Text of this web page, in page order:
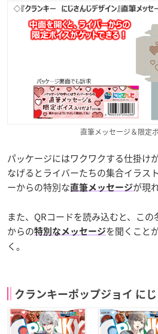
直筆メッセージ＆限定
パッケージにはワクワクする仕掛け
なげるとライバーたちの集合イラス
ーからの特別な直筆メッセージが現
また、QRコードを読み込むと、こ
からの特別なメッセージを聞くこと
く。
クランキーポップジョイ に